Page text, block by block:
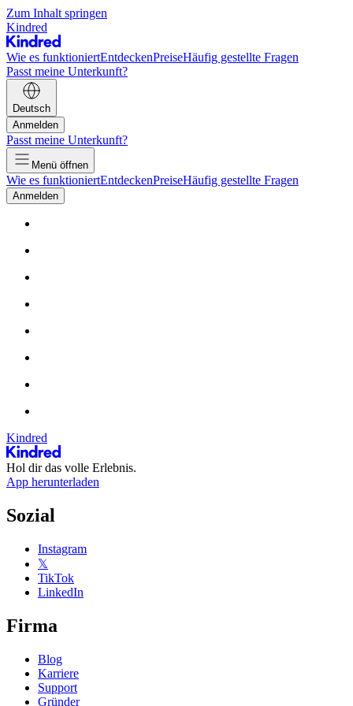
Zum Inhalt springen
Kindred
Wie es funktioniertEntdeckenPreiseHäufig gestellte Fragen
Passt meine Unterkunft?
Deutsch
Anmelden
Passt meine Unterkunft?
Menü öffnen
Wie es funktioniertEntdeckenPreiseHäufig gestellte Fragen
Anmelden
Kindred
Hol dir das volle Erlebnis.
App herunterladen
Sozial
Instagram
𝕏
TikTok
LinkedIn
Firma
Blog
Karriere
Support
Gründer